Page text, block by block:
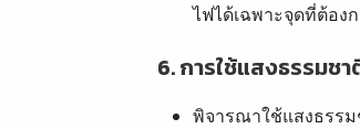
ไฟได้เฉพาะจุดที่ต้อง
6.การใช้แสงธรรมชา
พิจารณาใช้แสงธรร